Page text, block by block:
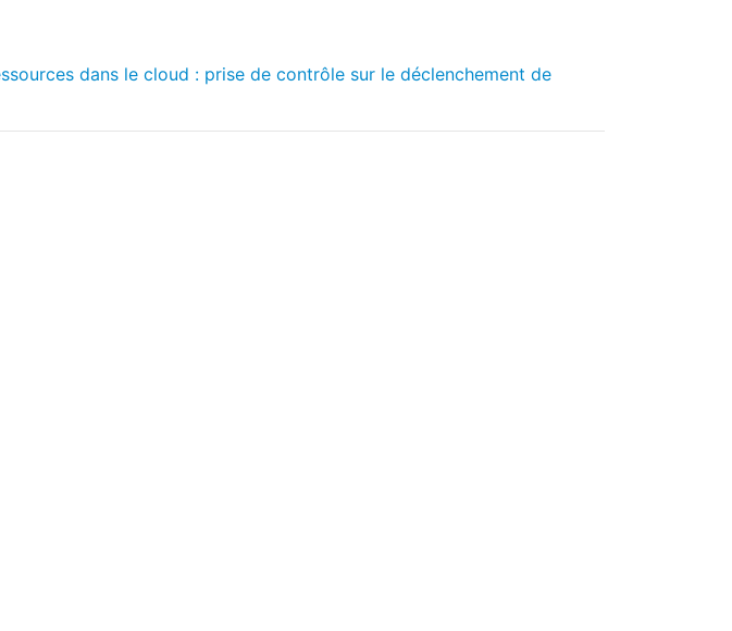
dans le cloud : prise de contrôle sur le déclenchement de